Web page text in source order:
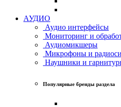
АУДИО
Аудио интерфейсы
Мониторинг и
Аудиомикшеры
Микрофоны и
Наушники и
Популярные бренды раздела